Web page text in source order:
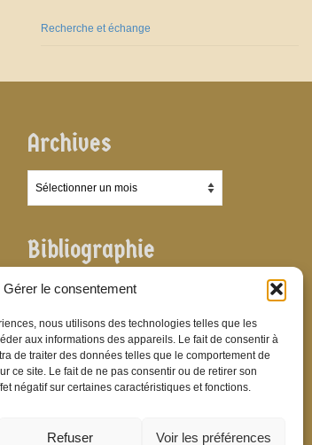
Gérer le consentement
nous utilisons des technologies telles que les
aux informations des appareils. Le fait de consentir à
de traiter des données telles que le comportement de
ce site. Le fait de ne pas consentir ou de retirer son
négatif sur certaines caractéristiques et fonctions.
Refuser Voir les préférences
Recherche et échange
Archives
Bibliographie
Bibliographie